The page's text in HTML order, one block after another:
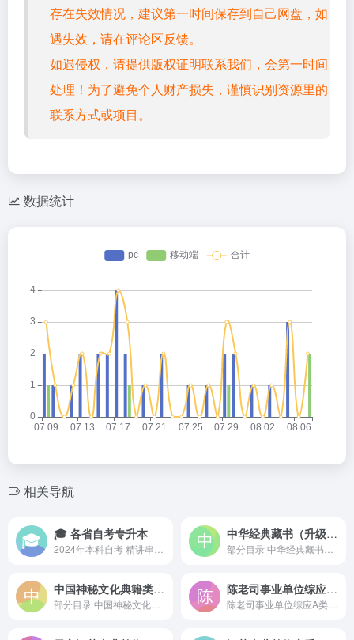
存在失效情况，建议第一时间保存到自己网盘，如
遇失效，请在评论区反馈。
如遇侵权，请提供版权证明联系我们，会第一时间
处理！为了避免个人财产损失，谨慎识别资源里的
联系方式或项目。
数据统计
相关导航
🎓 各省自考专升本
2024年本科自考 精讲串讲+官...
中华经典藏书（升级版60部）上下合集·中华书局·完美精校版[Epub
部分目录 中华经典藏书（...
中国神秘文化典籍类编合集（精华版）
部分目录 中国神秘文化典...
陈老司事业单位综应A类刷题班
陈老司事业单位综应A类刷题班...